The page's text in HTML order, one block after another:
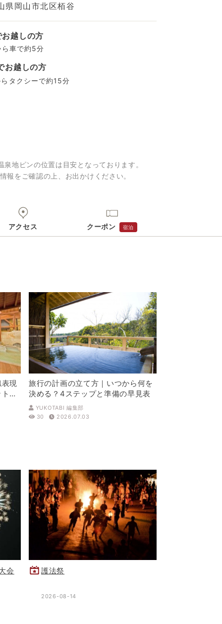
県岡山市北区栢谷
お越しの方
車で約5分
お越しの方
タクシーで約15分
泉地ピンの位置は目安となっております。
報をご確認の上、お出かけください。
アクセス クーポン 宿泊
現
を
旅行の計画の立て方｜いつから何を
決める？4ステップと準備の早見表
YUKOTABI 編集部
30
2026.07.03
会 護法祭
2026-08-14